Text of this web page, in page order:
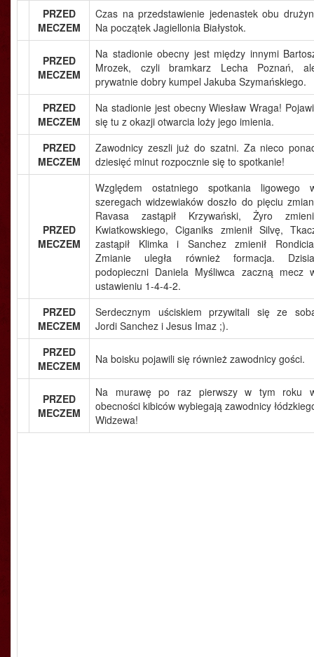
PRZED
MECZEM
Czas na przedstawienie jedenastek obu
Na początek Jagiellonia Białystok.
PRZED
MECZEM
Na stadionie obecny jest między innymi
Mrozek, czyli bramkarz Lecha Poznań,
prywatnie dobry kumpel Jakuba Szymańskiego.
PRZED
MECZEM
Na stadionie jest obecny Wiesław Wraga!
się tu z okazji otwarcia loży jego imienia.
PRZED
MECZEM
Zawodnicy zeszli już do szatni. Za nieco
dziesięć minut rozpocznie się to spotkanie!
PRZED
MECZEM
Względem ostatniego spotkania ligowego
szeregach widzewiaków doszło do pięciu
Ravasa zastąpił Krzywański, Żyro
Kwiatkowskiego, Ciganiks zmienił Silvę,
zastąpił Klimka i Sanchez zmienił
Zmianie uległa również formacja.
podopieczni Daniela Myśliwca zaczną mecz
ustawieniu 1-4-4-2.
PRZED
MECZEM
Serdecznym uściskiem przywitali się ze
Jordi Sanchez i Jesus Imaz ;).
PRZED
MECZEM
Na boisku pojawili się również zawodnicy gości.
PRZED
MECZEM
Na murawę po raz pierwszy w tym roku
obecności kibiców wybiegają zawodnicy
Widzewa!